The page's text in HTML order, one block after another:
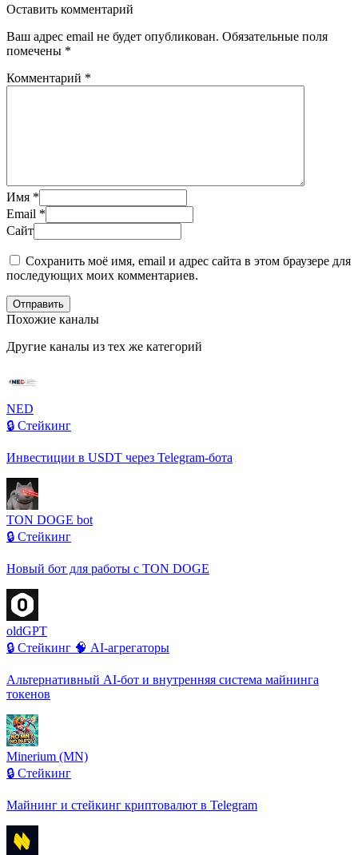
Оставить комментарий
Ваш адрес email не будет опубликован. Обязательные поля
помечены *
Комментарий *
Имя *
Email *
Сайт
Сохранить моё имя, email и адрес сайта в этом браузере для
последующих моих комментариев.
Отправить
Похожие каналы
Другие каналы из тех же категорий
NED
🔒 Стейкинг
Инвестиции в USDT через Telegram-бота
TON DOGE bot
🔒 Стейкинг
Новый бот для работы с TON DOGE
oldGPT
🔒 Стейкинг 🧠 AI-агрегаторы
Альтернативный AI-бот и внутренняя система майнинга
токенов
Minerium (MN)
🔒 Стейкинг
Майнинг и стейкинг криптовалют в Telegram